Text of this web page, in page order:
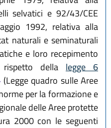
selvatici e 92/43/CEE
1992, relativa alla
naturali e seminaturali
e loro recepimento
della legge 6
(Legge quadro sulle Aree
per la formazione e
delle Aree protette
2000 con le seguenti